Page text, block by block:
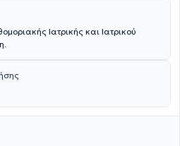
Ιατρικής και Ιατρικού